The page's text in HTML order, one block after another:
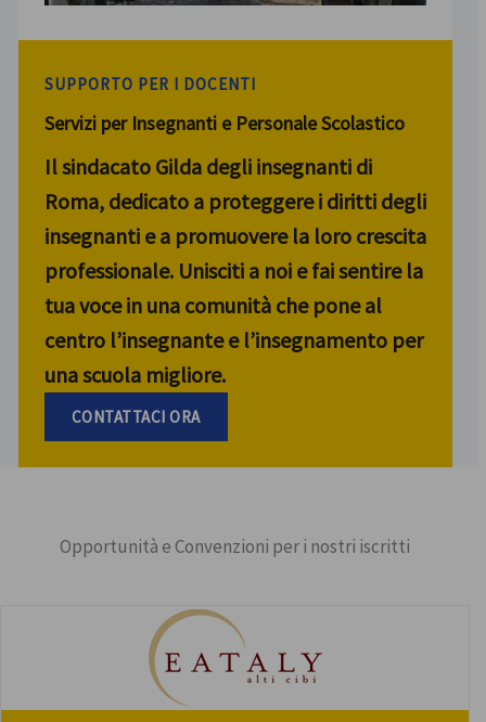
SUPPORTO PER I DOCENTI
Servizi per Insegnanti e Personale Scolastico
Il sindacato Gilda degli insegnanti di
Roma, dedicato a proteggere i diritti degli
insegnanti e a promuovere la loro crescita
professionale. Unisciti a noi e fai sentire la
tua voce in una comunità che pone al
centro l’insegnante e l’insegnamento per
una scuola migliore.
CONTATTACI ORA
Opportunità e Convenzioni per i nostri iscritti